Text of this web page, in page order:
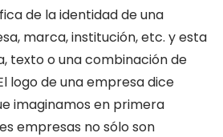
de la identidad de una
marca, institución, etc. y esta
texto o una combinación de
logo de una empresa dice
imaginamos en primera
empresas no sólo son